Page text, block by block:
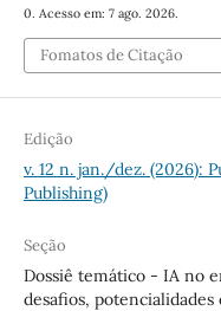
0. Acesso em: 7 ago. 2026.
Fomatos de Citação
Edição
v. 12 n. jan./dez. (2026):
Publishing)
Seção
Dossiê temático - IA no
desafios, potencialidades